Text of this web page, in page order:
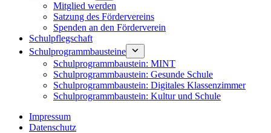
Mitglied werden
Satzung des Fördervereins
Spenden an den Förderverein
Schulpflegschaft
Schulprogrammbausteine
Schulprogrammbaustein: MINT
Schulprogrammbaustein: Gesunde Schule
Schulprogrammbaustein: Digitales Klassenzimmer
Schulprogrammbaustein: Kultur und Schule
Impressum
Datenschutz